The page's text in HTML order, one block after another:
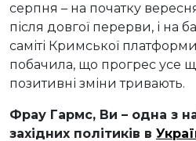
серпня – на початку
після довгої перерви, і на
саміті Кримської
побачила, що прогрес усе
позитивні зміни тривають.
Фрау Гармс, Ви – одна з
західних політиків в